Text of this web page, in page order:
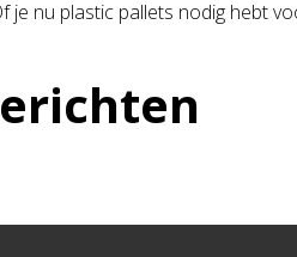
nu plastic pallets nodig hebt